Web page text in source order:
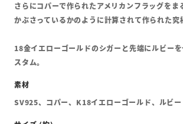
さらにコパーで作られたアメリカンフラッグをま
かぶさっているかのように計算されて作られた究
18金イエローゴールドのシガーと先端にルビー
スタム。
SV925、コパー、K18イエローゴールド、ルビー